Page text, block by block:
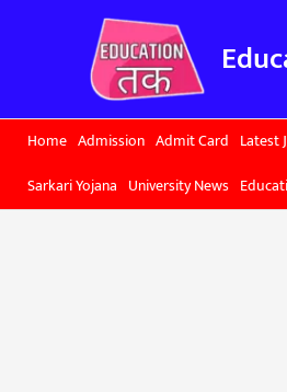
Home Admission Admit Card Latest
Sarkari Yojana University News